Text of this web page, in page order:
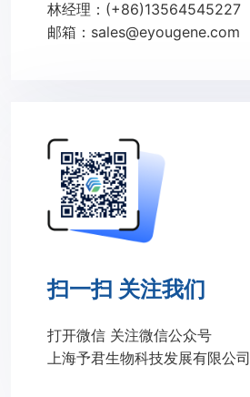
林经理：(+86)13564545227
邮箱：sales@eyougene.com
扫一扫 关注我们
打开微信 关注微信公众号
上海予君生物科技发展有限公司